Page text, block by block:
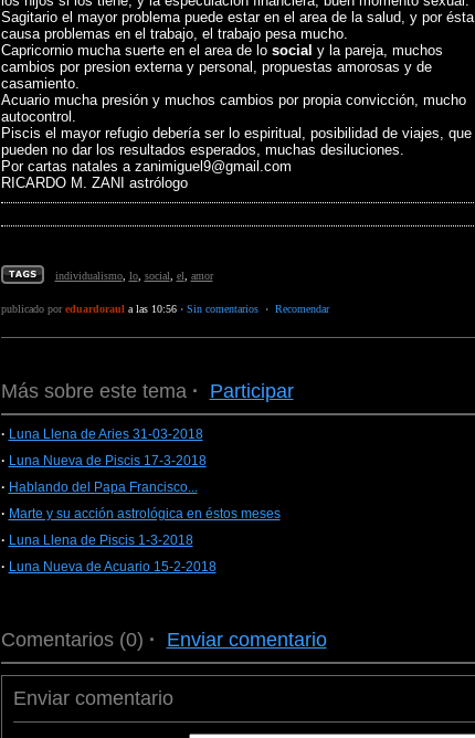
Sagitario el mayor problema puede estar en el area de la salud, y por ésta
causa problemas en el trabajo, el trabajo pesa mucho.
Capricornio mucha suerte en el area de lo social y la pareja, muchos
cambios por presion externa y personal, propuestas amorosas y de
casamiento.
Acuario mucha presión y muchos cambios por propia convicción, mucho
autocontrol.
Piscis el mayor refugio debería ser lo espiritual, posibilidad de viajes, que
pueden no dar los resultados esperados, muchas desiluciones.
Por cartas natales a zanimiguel9@gmail.com
RICARDO M. ZANI astrólogo
individualismo, lo, social el amor
publicado poreduardoraul a las 10:56· Sin comentarios· Recomendar
Más sobre este tema· Participar
· Luna Llena de Aries 31-03-2018
· Luna Nueva de Piscis 17-3-2018
· Hablando del Papa Francisco...
· Marte y su acción astrológica en éstos meses
· Luna Llena de Piscis 1-3-2018
· Luna Nueva de Acuario 15-2-2018
Comentarios (0) · Enviar comentario
Enviar comentario